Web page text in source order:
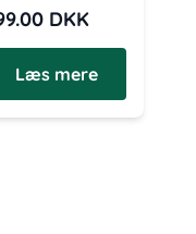
DKK
Læs mere